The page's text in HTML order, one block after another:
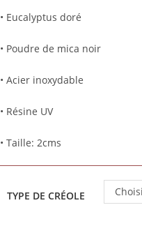
• Eucalyptus doré
• Poudre de mica noir
• Acier inoxydable
• Résine UV
• Taille: 2cms
TYPE DE CRÉOLE